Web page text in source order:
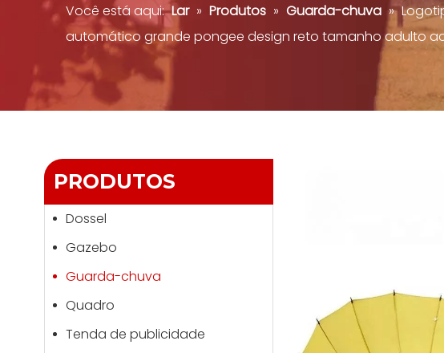
Você está aqui: Lar » Produtos » Guarda-chuva »
automático grande pongee design reto tamanho adulto
PRODUTOS
Dossel
Gazebo
Guarda-chuva
Quadro
Tenda de publicidade